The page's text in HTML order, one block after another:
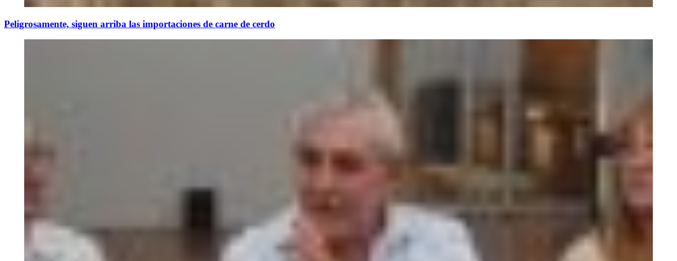
Peligrosamente, siguen arriba las importaciones de carne de cerdo